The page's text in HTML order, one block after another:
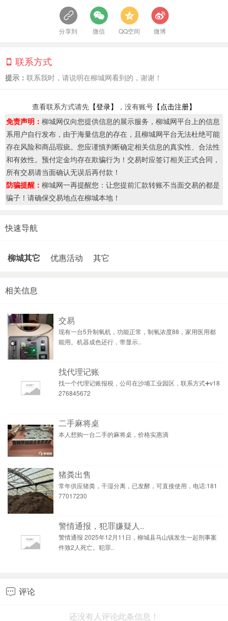
分享到 微信 QQ空间 微博
联系方式
提示： 联系我时，请说明在柳城网看到的，谢谢！
查看联系方式请先 【登录】 ，没有账号 【点击注册】
免责声明： 柳城网仅向您提供信息的展示服务，柳城网平台上的信息
系用户自行发布，由于海量信息的存在，且柳城网平台无法杜绝可能
存在风险和商品瑕疵。您应谨慎判断确定相关信息的真实性、合法性
和有效性。预付定金均存在欺骗行为！交易时应签订相关正式合同，
所有交易请当面确认无误后再付款！
防骗提醒： 柳城网一再提醒您：让您提前汇款转账不当面交易的都是
骗子！请确保交易地点在柳城本地！
快速导航
柳城其它 优惠活动 其它
相关信息
交易
现有一台5升制氧机，功能正常，制氧浓度88，家用医用都
能用。机器成色还行，带显示..
找代理记账
找一个代理记账报税，公司在沙埔工业园区，联系方式➕v18
276845672
二手麻将桌
本人想购一台二手的麻将桌，价格实惠滴
猪粪出售
常年供应猪粪，干湿分离，已发酵，可直接使用，电话:181
77017230
警情通报，犯罪嫌疑人..
警情通报 2025年12月11日，柳城县马山镇发生一起刑事案
件致2人死亡。犯罪..
 评论
还没有人评论此条信息！